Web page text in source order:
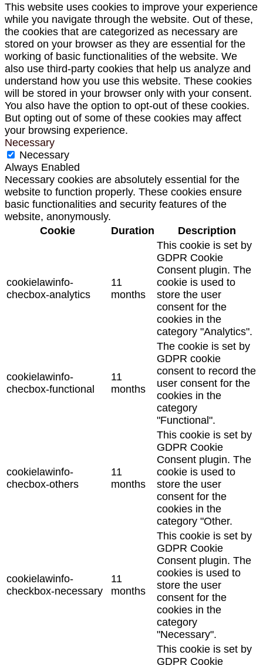
This website uses cookies to improve your experience
while you navigate through the website. Out of these,
the cookies that are categorized as necessary are
stored on your browser as they are essential for the
working of basic functionalities of the website. We
also use third-party cookies that help us analyze and
understand how you use this website. These cookies
will be stored in your browser only with your consent.
You also have the option to opt-out of these cookies.
But opting out of some of these cookies may affect
your browsing experience.
Necessary
Necessary
Always Enabled
Necessary cookies are absolutely essential for the
website to function properly. These cookies ensure
basic functionalities and security features of the
website, anonymously.
Cookie
Duration Description
cookielawinfo-
checbox-analytics
11
months
This cookie is set by
GDPR Cookie
Consent plugin. The
cookie is used to
store the user
consent for the
cookies in the
category "Analytics".
cookielawinfo-
checbox-functional
11
months
The cookie is set by
GDPR cookie
consent to record the
user consent for the
cookies in the
category
"Functional".
cookielawinfo-
checbox-others
11
months
This cookie is set by
GDPR Cookie
Consent plugin. The
cookie is used to
store the user
consent for the
cookies in the
category "Other.
cookielawinfo-
checkbox-necessary
11
months
This cookie is set by
GDPR Cookie
Consent plugin. The
cookies is used to
store the user
consent for the
cookies in the
category
"Necessary".
This cookie is set by
GDPR Cookie